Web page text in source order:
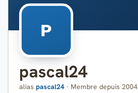
Reportages
Matériel
Services
P
pascal24
aliaspascal24 · Membre depuis 2004